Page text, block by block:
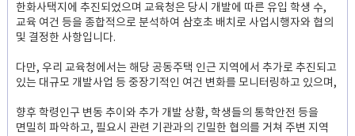
한화사택지에 추진되었으며 교육청은 당시 개발에 따른 유입 학생 수,
교육 여건 등을 종합적으로 분석하여 삼호초 배치로 사업시행자와 협의
및 결정한 사항입니다.
다만, 우리 교육청에서는 해당 공동주택 인근 지역에서 추가로 추진되고
있는 대규모 개발사업 등 중장기적인 여건 변화를 모니터링하고 있으며,
향후 학령인구 변동 추이와 추가 개발 상황, 학생들의 통학안전 등을
면밀히 파악하고, 필요시 관련 기관과의 긴밀한 협의를 거쳐 주변 지역